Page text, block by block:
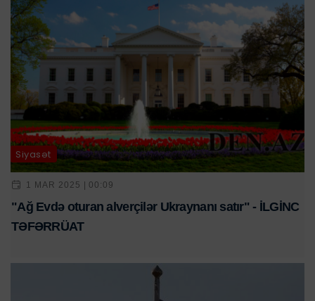
Siyasət
1 MAR 2025 | 00:09
"Ağ Evdə oturan alverçilər Ukraynanı satır" - İLGİNC
TƏFƏRRÜAT